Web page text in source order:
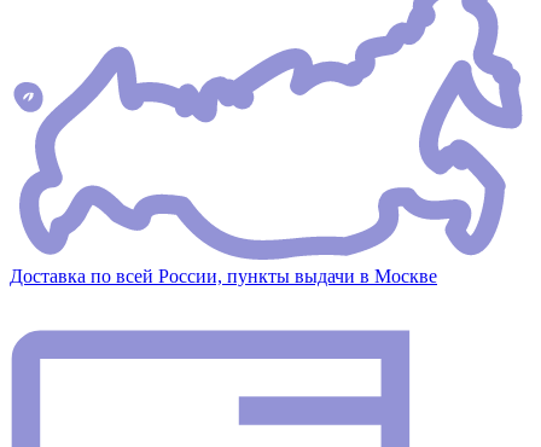
Доставка по всей России, пункты выдачи в Москве